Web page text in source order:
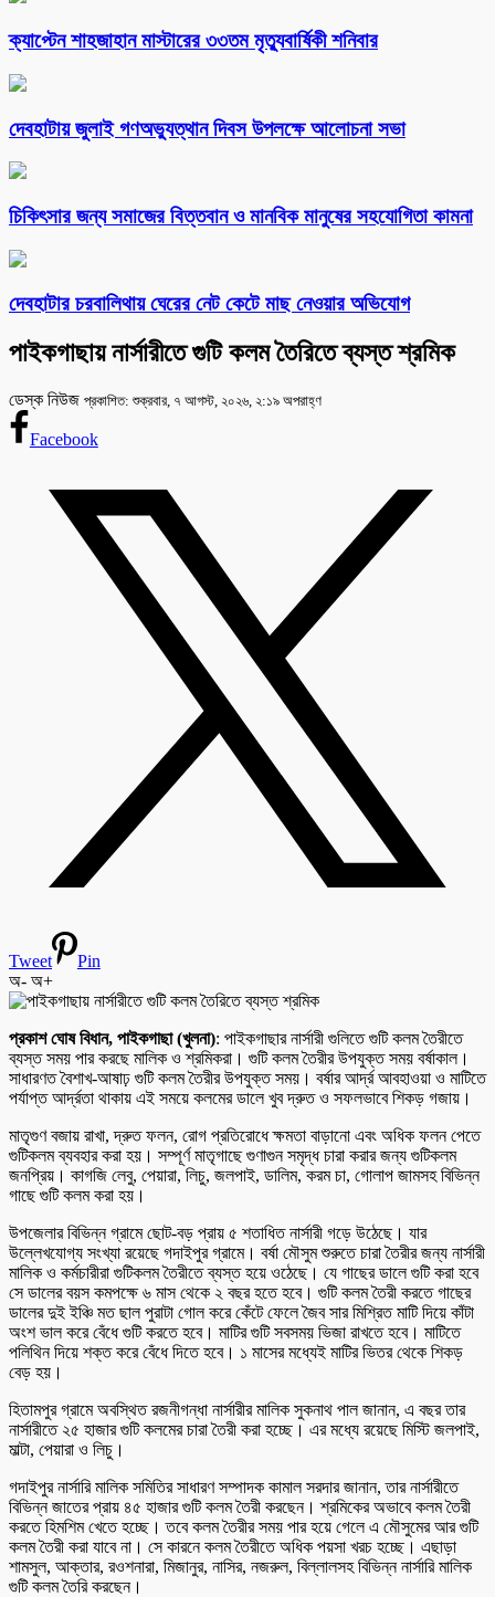
ক্যাপ্টেন শাহজাহান মাস্টারের ৩৩তম মৃত্যুবার্ষিকী শনিবার
দেবহাটায় জুলাই গণঅভ্যুত্থান দিবস উপলক্ষে আলোচনা সভা
চিকিৎসার জন্য সমাজের বিত্তবান ও মানবিক মানুষের সহযোগিতা কামনা
দেবহাটার চরবালিথায় ঘেরের নেট কেটে মাছ নেওয়ার অভিযোগ
পাইকগাছায় নার্সারীতে গুটি কলম তৈরিতে ব্যস্ত শ্রমিক
ডেস্ক নিউজ প্রকাশিত: শুক্রবার, ৭ আগস্ট, ২০২৬, ২:১৯ অপরাহ্ণ
Facebook
Tweet
Pin
অ- অ+
প্রকাশ ঘোষ বিধান, পাইকগাছা (খুলনা): পাইকগাছার নার্সারী গুলিতে গুটি কলম তৈরীতে
ব্যস্ত সময় পার করছে মালিক ও শ্রমিকরা। গুটি কলম তৈরীর উপযুক্ত সময় বর্ষাকাল।
সাধারণত বৈশাখ-আষাঢ় গুটি কলম তৈরীর উপযুক্ত সময়। বর্ষার আর্দ্র আবহাওয়া ও মাটিতে
পর্যাপ্ত আর্দ্রতা থাকায় এই সময়ে কলমের ডালে খুব দ্রুত ও সফলভাবে শিকড় গজায়।
মাতৃগুণ বজায় রাখা, দ্রুত ফলন, রোগ প্রতিরোধে ক্ষমতা বাড়ানো এবং অধিক ফলন পেতে
গুটিকলম ব্যবহার করা হয়। সম্পূর্ণ মাতৃগাছে গুণাগুন সমৃদ্ধ চারা করার জন্য গুটিকলম
জনপ্রিয়। কাগজি লেবু, পেয়ারা, লিচু, জলপাই, ডালিম, করম চা, গোলাপ জামসহ বিভিন্ন
গাছে গুটি কলম করা হয়।
উপজেলার বিভিন্ন গ্রামে ছোট-বড় প্রায় ৫ শতাধিত নার্সারী গড়ে উঠেছে। যার
উল্লেখযোগ্য সংখ্যা রয়েছে গদাইপুর গ্রামে। বর্ষা মৌসুম শুরুতে চারা তৈরীর জন্য নার্সারী
মালিক ও কর্মচারীরা গুটিকলম তৈরীতে ব্যস্ত হয়ে ওঠেছে। যে গাছের ডালে গুটি করা হবে
সে ডালের বয়স কমপক্ষে ৬ মাস থেকে ২ বছর হতে হবে। গুটি কলম তৈরী করতে গাছের
ডালের দুই ইঞ্চি মত ছাল পুরাটা গোল করে কেঁটে ফেলে জৈব সার মিশ্রিত মাটি দিয়ে কাঁটা
অংশ ভাল করে বেঁধে গুটি করতে হবে। মাটির গুটি সবসময় ভিজা রাখতে হবে। মাটিতে
পলিথিন দিয়ে শক্ত করে বেঁধে দিতে হবে। ১ মাসের মধ্যেই মাটির ভিতর থেকে শিকড়
বেড় হয়।
হিতামপুর গ্রামে অবস্থিত রজনীগন্ধা নার্সারীর মালিক সুকনাথ পাল জানান, এ বছর তার
নার্সারীতে ২৫ হাজার গুটি কলমের চারা তৈরী করা হচ্ছে। এর মধ্যে রয়েছে মিস্টি জলপাই,
মাল্টা, পেয়ারা ও লিচু।
গদাইপুর নার্সারি মালিক সমিতির সাধারণ সম্পাদক কামাল সরদার জানান, তার নার্সারীতে
বিভিন্ন জাতের প্রায় ৪৫ হাজার গুটি কলম তৈরী করছেন। শ্রমিকের অভাবে কলম তৈরী
করতে হিমশিম খেতে হচ্ছে। তবে কলম তৈরীর সময় পার হয়ে গেলে এ মৌসুমের আর গুটি
কলম তৈরী করা যাবে না। সে কারনে কলম তৈরীতে অধিক পয়সা খরচ হচ্ছে। এছাড়া
শামসুল, আক্তার, রওশনারা, মিজানুর, নাসির, নজরুল, বিল্লালসহ বিভিন্ন নার্সারি মালিক
গুটি কলম তৈরি করছেন।